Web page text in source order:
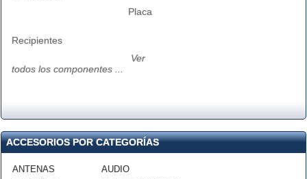
Placa
Recipientes
Ver
todos los componentes ...
ACCESORIOS POR CATEGORÍAS
ANTENAS
AUDIO